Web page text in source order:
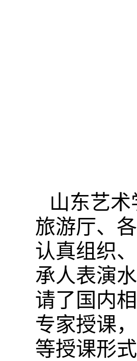
山东艺
旅游厅、
认真组织
承人表演
请了国内
专家授课
等授课形